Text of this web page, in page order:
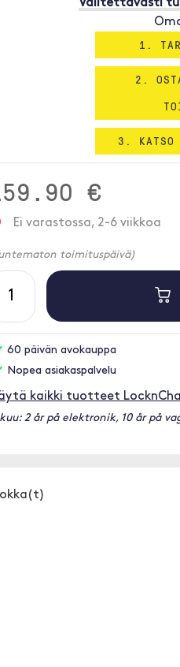
Valitettavasti
1.
2.
3. KATSO
€
Ei varastossa, 2-6 viikkoa
toimituspäivä)
60 päivän avokauppa
Nopea asiakaspalvelu
kaikki tuotteet
2 år på elektronik, 10 år på